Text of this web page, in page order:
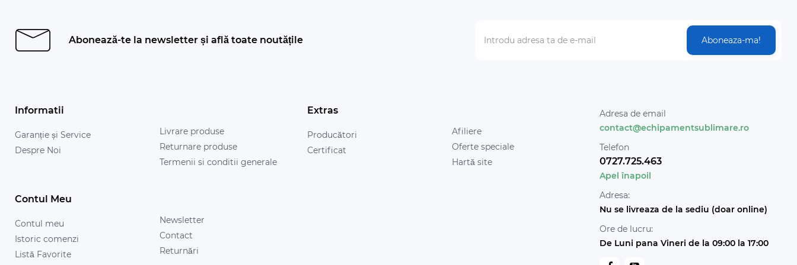
Abonează-te la newsletter și află toate noutățile Aboneaza-ma!
Informatii
Garanție și Service
Despre Noi
Livrare produse
Returnare produse
Termenii si conditii generale
Extras
Producători
Certificat
Afiliere
Oferte speciale
Hartă site
Contul Meu
Contul meu
Istoric comenzi
Listă Favorite
Newsletter
Contact
Returnări
Adresa de email
contact@echipamentsublimare.ro
Telefon
0727.725.463
Apel înapoil
Adresa:
Nu se livreaza de la sediu (doar online)
Ore de lucru:
De Luni pana Vineri de la 09:00 la 17:00